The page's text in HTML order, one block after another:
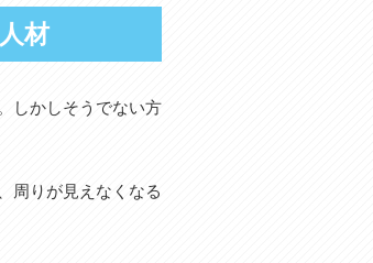
材
しかしそうでない方
周りが見えなくなる